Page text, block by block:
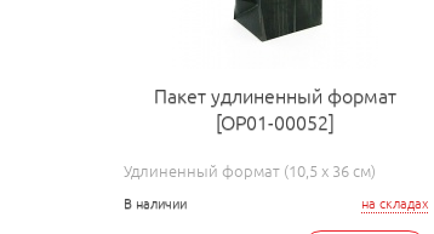
Пакет удлиненный формат
[ОР01-00052]
Удлиненный формат (10,5 x 36 см)
на складах
В наличии